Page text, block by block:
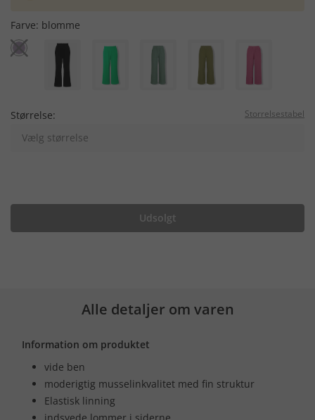
Farve: blomme
Størrelse: Storrelsestabel
Vælg størrelse
Udsolgt
Alle detaljer om varen
Information om produktet
vide ben
moderigtig musselinkvalitet med fin struktur
Elastisk linning